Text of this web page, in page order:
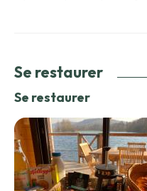
Se restaurer
Se restaurer